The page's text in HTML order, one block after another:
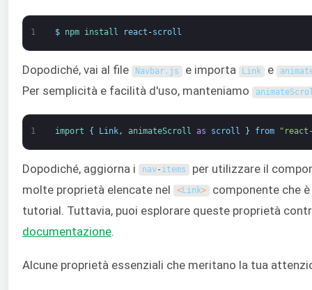
1 $ npm install react -scroll
Dopodiché, vai al file Navbar. js e importa Link e
Per semplicità e facilità d'uso, manteniamo
1 import { Link, animateScroll as scroll } from
Dopodiché, aggiorna i nav- items per utilizzare il
molte proprietà elencate nel
<Link> componente che
tutorial. Tuttavia, puoi esplorare queste proprietà
documentazione
Alcune proprietà essenziali che meritano la tua